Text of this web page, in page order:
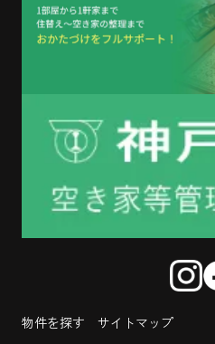
物件を探す
サイトマップ